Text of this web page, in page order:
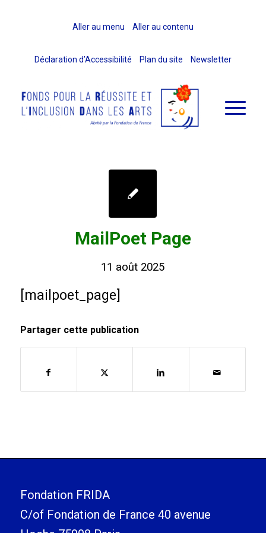
Aller au menu Aller au contenu
Déclaration d’Accessibilité Plan du site Newsletter
MailPoet Page
11 août 2025
[mailpoet_page]
Partager cette publication
Fondation FRIDA
C/of Fondation de France 40 avenue